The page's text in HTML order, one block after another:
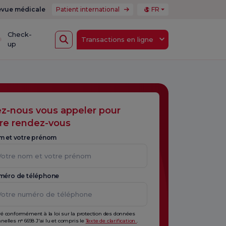
médicale Patient international FR
Check-
up
Transactions en ligne
nous vous appeler pour
rendez-vous
et votre prénom
de téléphone
conformément à la loi sur la protection des données
n° 6698 J'ai lu et compris leTexte de clarification .